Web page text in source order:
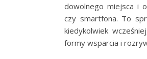
dowolnego miejsca i
czy smartfona. To
kiedykolwiek
formy wsparcia i